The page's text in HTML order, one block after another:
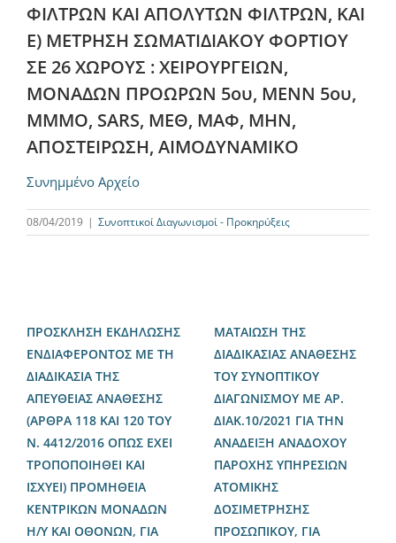
ΦΙΛΤΡΩΝ ΚΑΙ ΑΠΟΛΥΤΩΝ ΦΙΛΤΡΩΝ, ΚΑΙ
Ε) ΜΕΤΡΗΣΗ ΣΩΜΑΤΙΔΙΑΚΟΥ ΦΟΡΤΙΟΥ
ΣΕ 26 ΧΩΡΟΥΣ : ΧΕΙΡΟΥΡΓΕΙΩΝ,
ΜΟΝΑΔΩΝ ΠΡΟΩΡΩΝ 5ου, ΜΕΝΝ 5ου,
ΜΜΜΟ, SARS, ΜΕΘ, ΜΑΦ, ΜΗΝ,
ΑΠΟΣΤΕΙΡΩΣΗ, ΑΙΜΟΔΥΝΑΜΙΚΟ
Συνημμένο Αρχείο
08/04/2019 | Συνοπτικοί Διαγωνισμοί - Προκηρύξεις
ΠΡΟΣΚΛΗΣΗ ΕΚΔΗΛΩΣΗΣ
ΕΝΔΙΑΦΕΡΟΝΤΟΣ ΜΕ ΤΗ
ΔΙΑΔΙΚΑΣΙΑ ΤΗΣ
ΑΠΕΥΘΕΙΑΣ ΑΝΑΘΕΣΗΣ
(ΑΡΘΡΑ 118 ΚΑΙ 120 ΤΟΥ
Ν. 4412/2016 ΟΠΩΣ ΕΧΕΙ
ΤΡΟΠΟΠΟΙΗΘΕΙ ΚΑΙ
ΙΣΧΥΕΙ) ΠΡΟΜΗΘΕΙΑ
ΚΕΝΤΡΙΚΩΝ ΜΟΝΑΔΩΝ
Η/Υ ΚΑΙ ΟΘΟΝΩΝ, ΓΙΑ
ΜΑΤΑΙΩΣΗ ΤΗΣ
ΔΙΑΔΙΚΑΣΙΑΣ ΑΝΑΘΕΣΗΣ
ΤΟΥ ΣΥΝΟΠΤΙΚΟΥ
ΔΙΑΓΩΝΙΣΜΟΥ ΜΕ ΑΡ.
ΔΙΑΚ.10/2021 ΓΙΑ ΤΗΝ
ΑΝΑΔΕΙΞΗ ΑΝΑΔΟΧΟΥ
ΠΑΡΟΧΗΣ ΥΠΗΡΕΣΙΩΝ
ΑΤΟΜΙΚΗΣ
ΔΟΣΙΜΕΤΡΗΣΗΣ
ΠΡΟΣΩΠΙΚΟΥ, ΓΙΑ